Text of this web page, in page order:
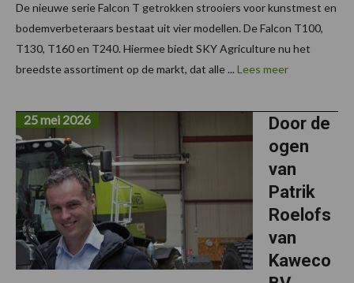
De nieuwe serie Falcon T getrokken strooiers voor kunstmest en
bodemverbeteraars bestaat uit vier modellen. De Falcon T100,
T130, T160 en T240. Hiermee biedt SKY Agriculture nu het
breedste assortiment op de markt, dat alle ... Lees meer
Door de
ogen
van
Patrik
Roelofs
van
Kaweco
25 mei 2026